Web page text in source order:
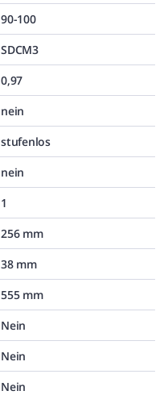
90-100
SDCM3
0,97
nein
stufenlos
nein
1
256 mm
38 mm
555 mm
Nein
Nein
Nein